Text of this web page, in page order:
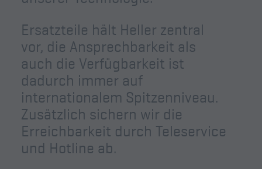
Ersatzteile hält Heller zentral
vor, die Ansprechbarkeit als
auch die Verfügbarkeit ist
dadurch immer auf
internationalem Spitzenniveau.
Zusätzlich sichern wir die
Erreichbarkeit durch Teleservice
und Hotline ab.